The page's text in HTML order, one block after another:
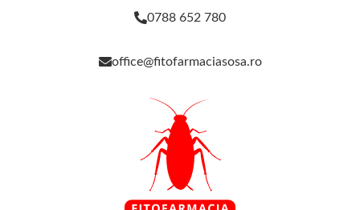
0788 652 780
office@fitofarmaciasosa.ro